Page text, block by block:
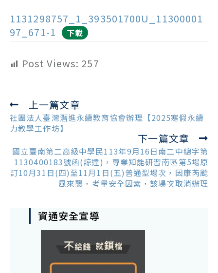
1131298757_1_393501700U_11300001
97_671-1
下載
Post Views: 257
Read
more
articles
上一篇文章
社團法人臺灣潛進永續教育協會辦理【2025寒假永續
力教學工作坊】
下一篇文章
國立臺南第二高級中學民113年9月16日南二中總字第
1130400183號函(諒達)，專業知能研習南區第5場原
訂10月31日(四)至11月1日(五)普通型場次，因康芮颱
風來襲，考量安全因素，該場次取消辦理
資通安全宣導